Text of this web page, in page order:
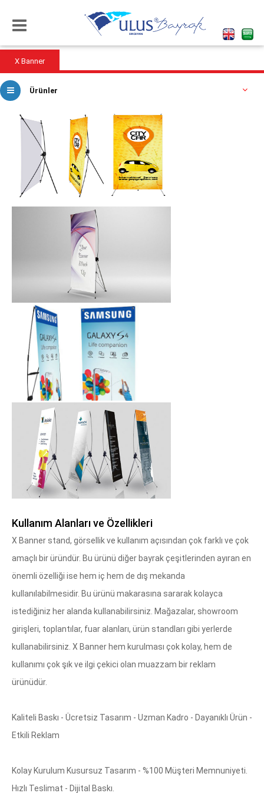
X Banner
Ürünler
Kullanım Alanları ve Özellikleri
X Banner stand, görsellik ve kullanım açısından çok farklı ve çok
amaçlı bir üründür. Bu ürünü diğer bayrak çeşitlerinden ayıran en
önemli özelliği ise hem iç hem de dış mekanda
kullanılabilmesidir. Bu ürünü makarasına sararak kolayca
istediğiniz her alanda kullanabilirsiniz. Mağazalar, showroom
girişleri, toplantılar, fuar alanları, ürün standları gibi yerlerde
kullanabilirsiniz. X Banner hem kurulması çok kolay, hem de
kullanımı çok şık ve ilgi çekici olan muazzam bir reklam
ürünüdür.
Kaliteli Baskı - Ücretsiz Tasarım - Uzman Kadro - Dayanıklı Ürün -
Etkili Reklam
Kolay Kurulum Kusursuz Tasarım - %100 Müşteri Memnuniyeti.
Hızlı Teslimat - Dijital Baskı.